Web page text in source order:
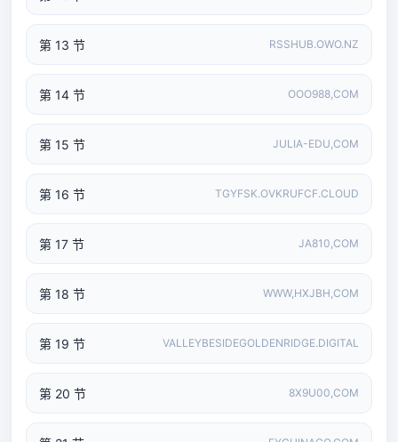
第 13 节 RSSHUB.OWO.NZ
第 14 节 OOO988,COM
第 15 节 JULIA-EDU,COM
第 16 节 TGYFSK.OVKRUFCF.CLOUD
第 17 节 JA810,COM
第 18 节 WWW,HXJBH,COM
第 19 节 VALLEYBESIDEGOLDENRIDGE.DIGITAL
第 20 节 8X9U00,COM